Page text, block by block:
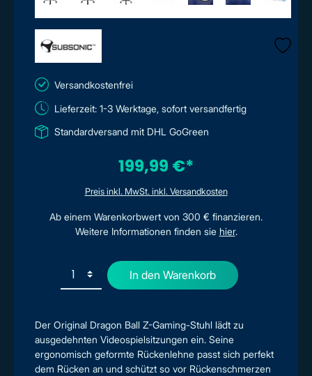
Der Original Dragon Ball Z-Gaming-Stuhl lädt zu
ausgedehnten Videospielsitzungen ein. Seine
ergonomisch geformte Rückenlehne passt sich perfekt
dem Rücken an und schützt so vor Rückenschmerzen
Versandkostenfrei
Lieferzeit: 1-3 Werktage, sofort versandfertig
Standardversand mit DHL GoGreen
199,99 €*
Preis inkl. MwSt. inkl. Versandkosten
Ab einem Warenkorbwert von 300 € finanzieren.
Weitere Informationen finden sie hier.
In den Warenkorb